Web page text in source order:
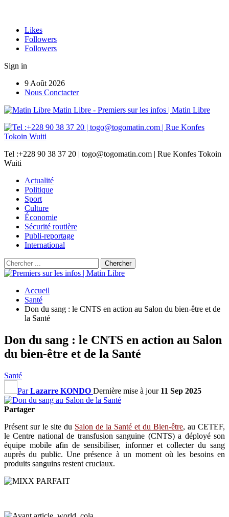
Likes
Followers
Followers
Sign in
9 Août 2026
Nous Conctacter
Matin Libre - Premiers sur les infos | Matin Libre
Tel :+228 90 38 37 20 | togo@togomatin.com | Rue Konfes Tokoin
Wuiti
Actualité
Politique
Sport
Culture
Économie
Sécurité routière
Publi-reportage
International
Accueil
Santé
Don du sang : le CNTS en action au Salon du bien-être et de
la Santé
Don du sang : le CNTS en action au Salon
du bien-être et de la Santé
Santé
ParLazarre KONDO Dernière mise à jour 11 Sep 2025
Partager
Présent sur le site du Salon de la Santé et du Bien-être, au CETEF,
le Centre national de transfusion sanguine (CNTS) a déployé son
équipe mobile afin de sensibiliser, informer et collecter du sang
auprès du public. Une présence à un moment où les besoins en
produits sanguins restent cruciaux.